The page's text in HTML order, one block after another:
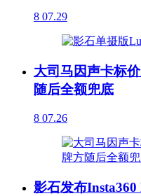
8 07.29
大司马因声卡标
随后全额兜底
8 07.26
影石发布